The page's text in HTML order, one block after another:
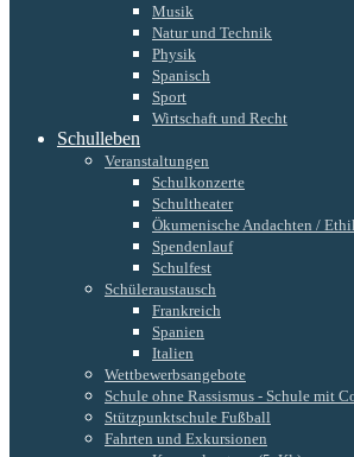
Musik
Natur und Technik
Physik
Spanisch
Sport
Wirtschaft und Recht
Schulleben
Veranstaltungen
Schulkonzerte
Schultheater
Ökumenische Andachten /
Spendenlauf
Schulfest
Schüleraustausch
Frankreich
Spanien
Italien
Wettbewerbsangebote
Schule ohne Rassismus - Schule mit
Stützpunktschule Fußball
Fahrten und Exkursionen